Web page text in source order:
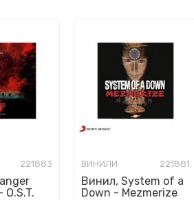
221883 ВИНИЛИ 221881
Винил, System of a
Down - Mezmerize